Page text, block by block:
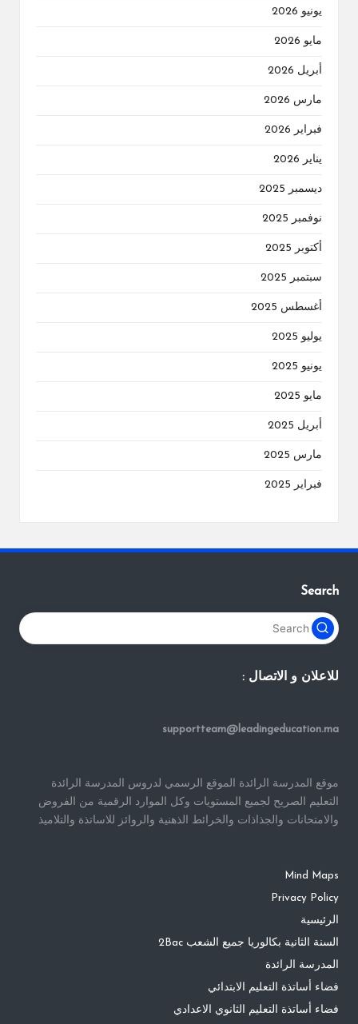
يونيو 2026
مايو 2026
أبريل 2026
مارس 2026
فبراير 2026
يناير 2026
ديسمبر 2025
نوفمبر 2025
أكتوبر 2025
سبتمبر 2025
أغسطس 2025
يوليو 2025
يونيو 2025
مايو 2025
أبريل 2025
مارس 2025
فبراير 2025
Search
للاعلان و الاتصال :
supportteam@leadingeducation.ma
موقع المدرسة الرائدة الموقع الرسمي لدروس المدرسة الرائدة
التعليم الصريح لجميع المستويات وكل الموارد الرقمية من الفروض
والامتحانات والجذاذات والخرائط الذهنية والروائز للاساتذة والتلاميذ
Mind Maps
Privacy Policy
الرئيسية
السنة الثانية بكالوريا جميع الشعب 2Bac
المدرسة الرائدة
فضاء أساتذة التعليم الابتدائي
فضاء أساتذة التعليم الثانوي الاعدادي